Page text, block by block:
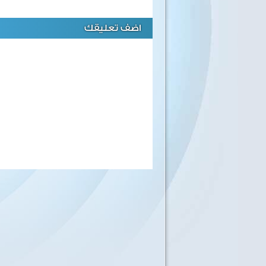
اضف تعليقك